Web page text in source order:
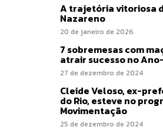
A trajetória vitoriosa
Nazareno
20 de janeiro de 2026
7 sobremesas com
atrair sucesso no
27 de dezembro de 2024
Cleide Veloso, ex-
do Rio, esteve no
Movimentação
25 de dezembro de 2024